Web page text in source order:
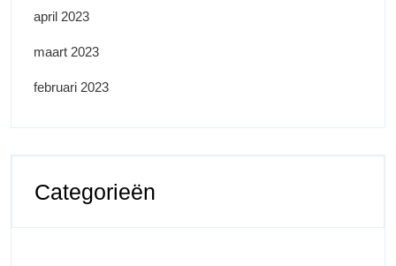
april 2023
maart 2023
februari 2023
Categorieën